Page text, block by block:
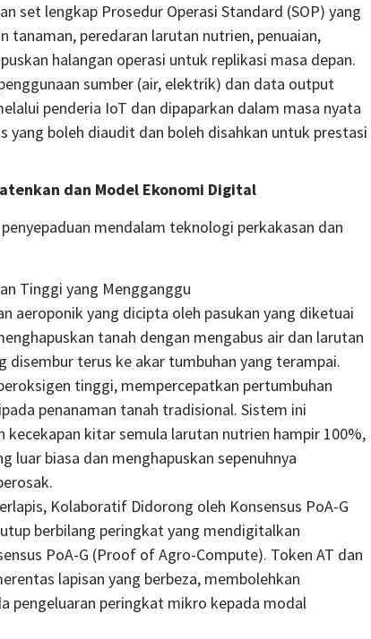
set lengkap Prosedur Operasi Standard (SOP) yang
tanaman, peredaran larutan nutrien, penuaian,
halangan operasi untuk replikasi masa depan.
sumber (air, elektrik) dan data output
penderia IoT dan dipaparkan dalam masa nyata
yang boleh diaudit dan boleh disahkan untuk prestasi
dan Model Ekonomi Digital
mendalam teknologi perkakasan dan
Tinggi yang Mengganggu
aeroponik yang dicipta oleh pasukan yang diketuai
tanah dengan mengabus air dan larutan
disembur terus ke akar tumbuhan yang terampai.
tinggi, mempercepatkan pertumbuhan
penanaman tanah tradisional. Sistem ini
kitar semula larutan nutrien hampir 100%,
luar biasa dan menghapuskan sepenuhnya
Kolaboratif Didorong oleh Konsensus PoA-G
berbilang peringkat yang mendigitalkan
PoA-G (Proof of Agro-Compute). Token AT dan
lapisan yang berbeza, membolehkan
pengeluaran peringkat mikro kepada modal